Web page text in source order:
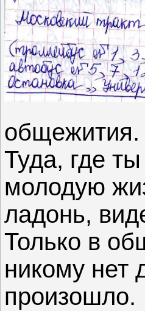
общежития.
Туда, где
молодую
ладонь,
Только в
никому нет
произошло.